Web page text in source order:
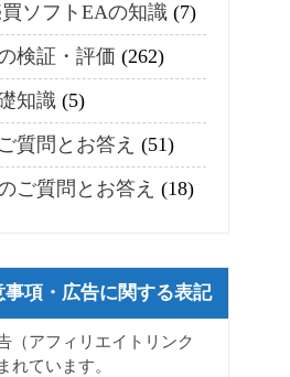
ソフトEAの知識 (7)
検証・評価 (262)
知識 (5)
質問とお答え (51)
ご質問とお答え (18)
項・広告に関する表記
（アフィリエイトリンク
れています。